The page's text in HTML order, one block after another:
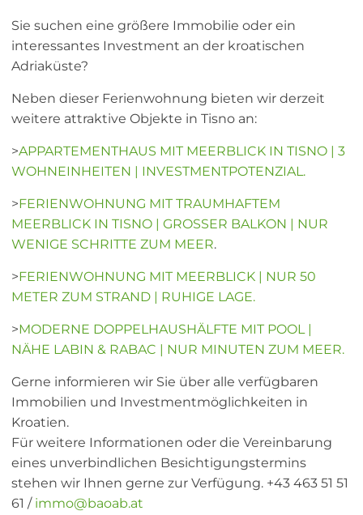
Sie suchen eine größere Immobilie oder ein
interessantes Investment an der kroatischen
Adriaküste?
Neben dieser Ferienwohnung bieten wir derzeit
weitere attraktive Objekte in Tisno an:
>APPARTEMENTHAUS MIT MEERBLICK IN TISNO | 3
WOHNEINHEITEN | INVESTMENTPOTENZIAL.
>FERIENWOHNUNG MIT TRAUMHAFTEM
MEERBLICK IN TISNO | GROSSER BALKON | NUR
WENIGE SCHRITTE ZUM MEER.
>FERIENWOHNUNG MIT MEERBLICK | NUR 50
METER ZUM STRAND | RUHIGE LAGE.
>MODERNE DOPPELHAUSHÄLFTE MIT POOL |
NÄHE LABIN & RABAC | NUR MINUTEN ZUM MEER.
Gerne informieren wir Sie über alle verfügbaren
Immobilien und Investmentmöglichkeiten in
Kroatien.
Für weitere Informationen oder die Vereinbarung
eines unverbindlichen Besichtigungstermins
stehen wir Ihnen gerne zur Verfügung. +43 463 51 51
61 / immo@baoab.at